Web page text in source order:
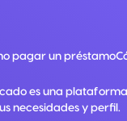
pagar un préstamo
es una
necesidades y perfil.